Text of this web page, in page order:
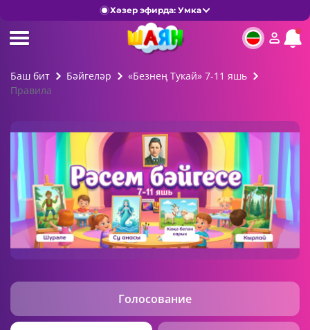
Хәзер эфирда: Умка
Баш бит Бәйгеләр
«Безнең Тукай» 7-11 яшь
Правила
Голосование